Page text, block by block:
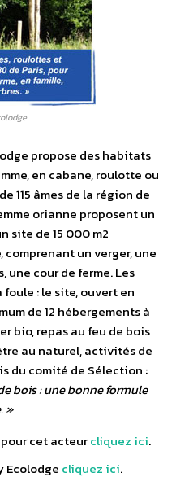
propose des habitats
en cabane, roulotte ou
115 âmes de la région de
orianne proposent un
site de 15 000 m2
un verger, une
une cour de ferme. Les
: le site, ouvert en
de 12 hébergements à
bio, repas au feu de bois
au naturel, activités de
du comité de Sélection :
bois : une bonne formule
»
cet acteurcliquez ici.
Ecolodge cliquez ici.